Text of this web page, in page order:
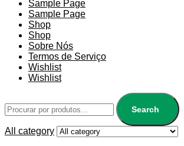
Sample Page
Sample Page
Shop
Shop
Sobre Nós
Termos de Serviço
Wishlist
Wishlist
Search
All category